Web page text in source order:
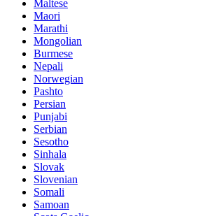
Maltese
Maori
Marathi
Mongolian
Burmese
Nepali
Norwegian
Pashto
Persian
Punjabi
Serbian
Sesotho
Sinhala
Slovak
Slovenian
Somali
Samoan